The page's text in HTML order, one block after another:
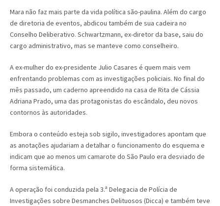
Mara não faz mais parte da vida política são-paulina. Além do cargo
de diretoria de eventos, abdicou também de sua cadeira no
Conselho Deliberativo. Schwartzmann, ex-diretor da base, saiu do
cargo administrativo, mas se manteve como conselheiro.
A ex-mulher do ex-presidente Julio Casares é quem mais vem
enfrentando problemas com as investigações policiais. No final do
mês passado, um caderno apreendido na casa de Rita de Cássia
Adriana Prado, uma das protagonistas do escândalo, deu novos
contornos às autoridades.
Embora o conteúdo esteja sob sigilo, investigadores apontam que
as anotações ajudariam a detalhar o funcionamento do esquema e
indicam que ao menos um camarote do São Paulo era desviado de
forma sistemática.
A operação foi conduzida pela 3.ª Delegacia de Polícia de
Investigações sobre Desmanches Delituosos (Dicca) e também teve